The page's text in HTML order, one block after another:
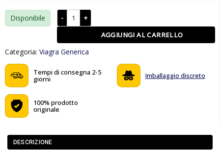
Disponibile Cenforce 200 mg quantità
AGGIUNGI AL CARRELLO
Categoria: Viagra Generica
Tempi di consegna 2-5
giorni Imballaggio discreto
100% prodotto
originale
DESCRIZIONE